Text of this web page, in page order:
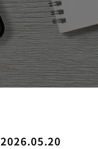
2026.05.20